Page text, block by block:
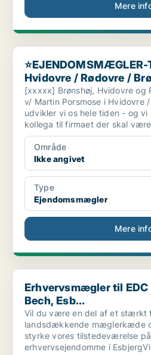
Mere
⭐EJENDOMSMÆGLER-
⭐EJENDOMSMÆGLER-
Hvidovre / Rødovre /
[xxxxx] Brønshøj, Hvidovre og
v/ Martin Porsmose i Hvidovre
udvikler vi os hele tiden - og vi
kollega til firmaet der skal
Område
Ikke angivet
Type
Ejendomsmægler
Mere
Erhvervsmægler til EDC Erhverv
Erhvervsmægler til EDC
Bech, Esb...
Vil du være en del af et stærkt
landsdækkende mæglerkæde
styrke vores tilstedeværelse
erhvervsejendomme i